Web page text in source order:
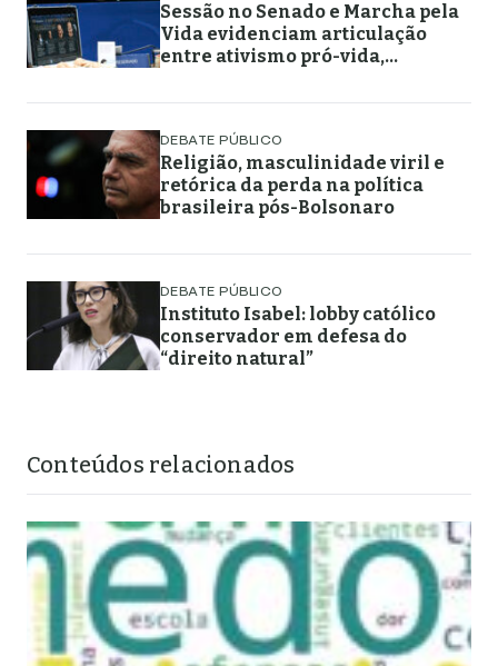
Sessão no Senado e Marcha pela
Vida evidenciam articulação
entre ativismo pró-vida,
representação política
DEBATE PÚBLICO
Religião, masculinidade viril e
retórica da perda na política
brasileira pós-Bolsonaro
DEBATE PÚBLICO
Instituto Isabel: lobby católico
conservador em defesa do
“direito natural”
Conteúdos relacionados